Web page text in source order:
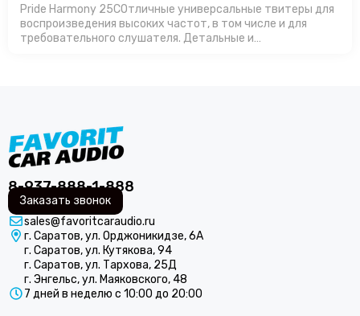
Pride Harmony 25CОтличные универсальные твитеры для
воспроизведения высоких частот, в том числе и для
требовательного слушателя. Детальные и
8-937-888-1-888
Заказать звонок
sales@favoritcaraudio.ru
г. Саратов, ул. Орджоникидзе, 6А
г. Саратов, ул. Кутякова, 94
г. Саратов, ул. Тархова, 25Д
г. Энгельс, ул. Маяковского, 48
7 дней в неделю с 10:00 до 20:00